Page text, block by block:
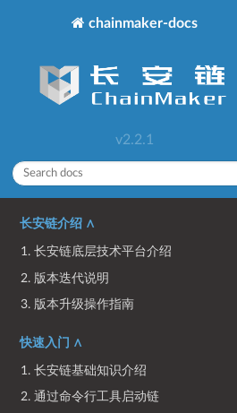
chainmaker-docs
v2.2.1
长安链介绍 ∧
1. 长安链底层技术平台介绍
2. 版本迭代说明
3. 版本升级操作指南
快速入门 ∧
1. 长安链基础知识介绍
2. 通过命令行工具启动链